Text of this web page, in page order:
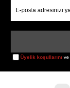
Üyelik koşullarını